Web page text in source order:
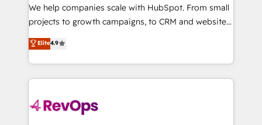
customer lifecycle through seamless integrations,
ensure long-term adoption with change-
management programs, and align marketing, sales,
and service to drive sustainable growth With 6 key
HubSpot accreditations and experience across
hundreds of organizations in dozens of industries,
teams has worked with clients just like you Let’s
We help companies scale with HubSpot. From small
projects to growth campaigns, to CRM and websites.
Hire an agency that's experienced in every inch of
HubSpot and willing to work hand-in-hand with your
team to simplify the complex and build a better
experience for your team and customers.
Elite4.9